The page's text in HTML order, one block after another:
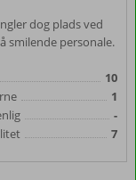
dog plads ved
smilende personale.
10
1
-
7